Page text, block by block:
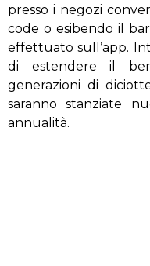
presso i negozi
code o esibendo il
effettuato sull’app.
di estendere il
generazioni di
saranno stanziate
annualità.